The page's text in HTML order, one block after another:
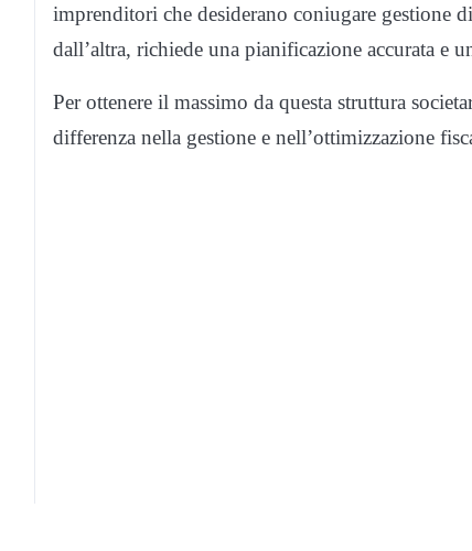
imprenditori che desiderano coniugare gestione
dall’altra, richiede una pianificazione accurata e
Per ottenere il massimo da questa struttura
differenza nella gestione e nell’ottimizzazione